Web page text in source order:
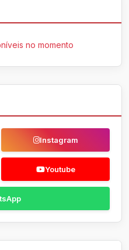
no momento
Instagram
Youtube